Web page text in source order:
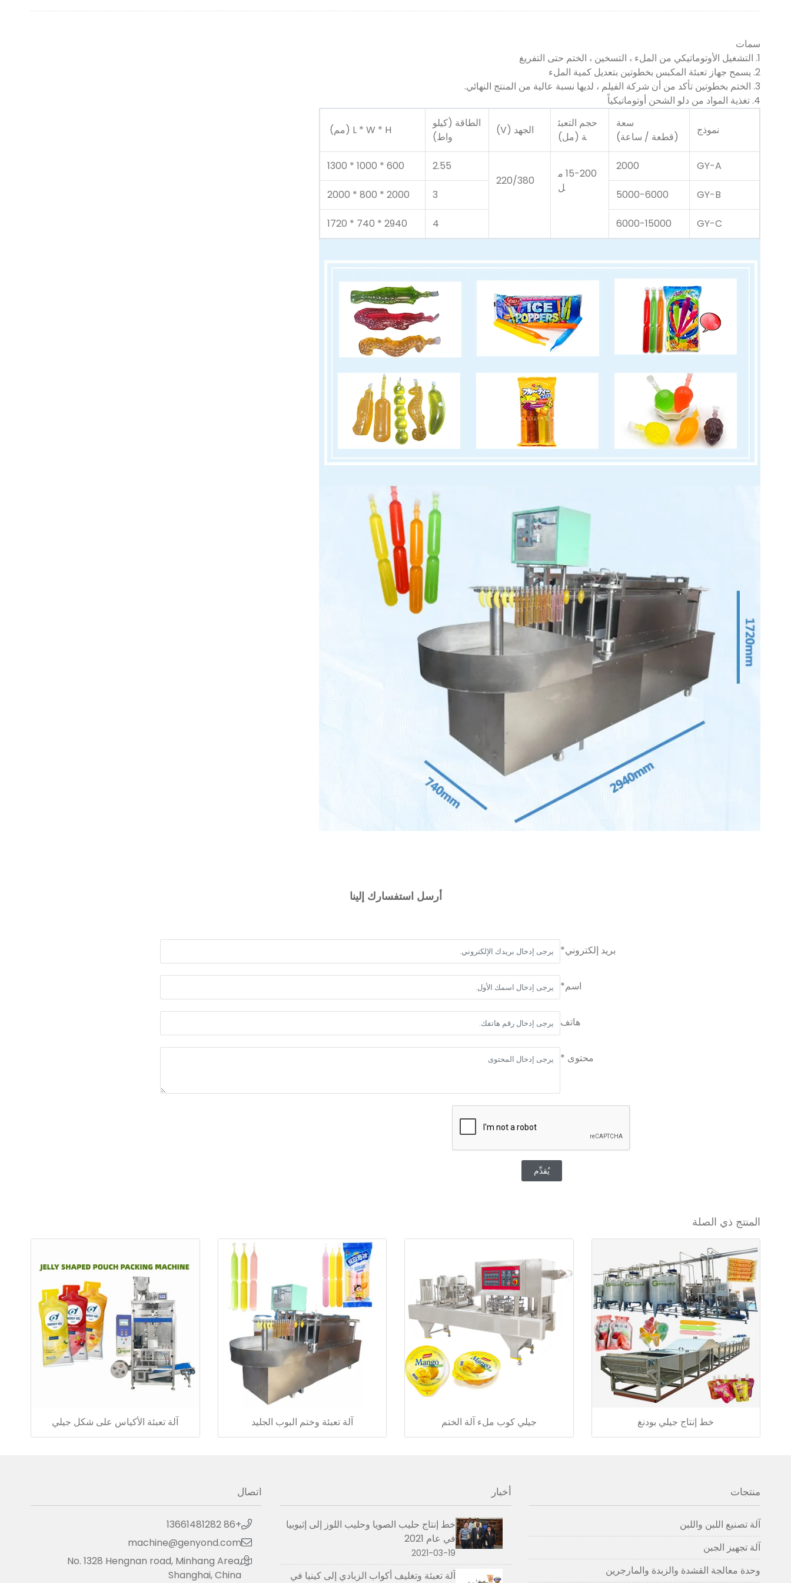
سمات
1. التشغيل الأوتوماتيكي من الملء ، التسخين ، الختم حتى التفريغ
2. يسمح جهاز تعبئة المكبس بخطوتين بتعديل كمية الملء
3. الختم بخطوتين تأكد من أن شركة الفيلم ، لديها نسبة عالية من المنتج النهائي.
4. تغذية المواد من دلو الشحن أوتوماتيكياً
نموذج
سعة
(قطعة / ساعة)
حجم التعبئ
ة (مل)
الجهد (V)
الطاقة (كيلو
واط)
L * W * H (مم)
GY-A
2000
15-200 م
ل
220/380
2.55
600 * 1000 * 1300
GY-B
5000-6000
2000 * 800 * 2000
GY-C
6000-15000
2940 * 740 * 1720
أرسل استفسارك إلينا
بريد إلكتروني*
اسم*
هاتف
محتوى *
يُقدِّم
المنتج ذي الصلة
خط إنتاج جيلي بودنغ جيلي كوب ملء آلة الختم آلة تعبئة وختم البوب ​​الجليد آلة تعبئة الأكياس على شكل جيلي
منتجات
آلة تصنيع اللبن واللبن
آلة تجهيز الجبن
وحدة معالجة القشدة والزبدة والمارجرين
أخبار
خط إنتاج حليب الصويا وحليب اللوز إلى إثيوبيا
في عام 2021
2021-03-19
آلة تعبئة وتغليف أكواب الزبادي إلى كينيا في
اتصال
+86 13661481282
machine@genyond.com
No. 1328 Hengnan road, Minhang Area,
Shanghai, China